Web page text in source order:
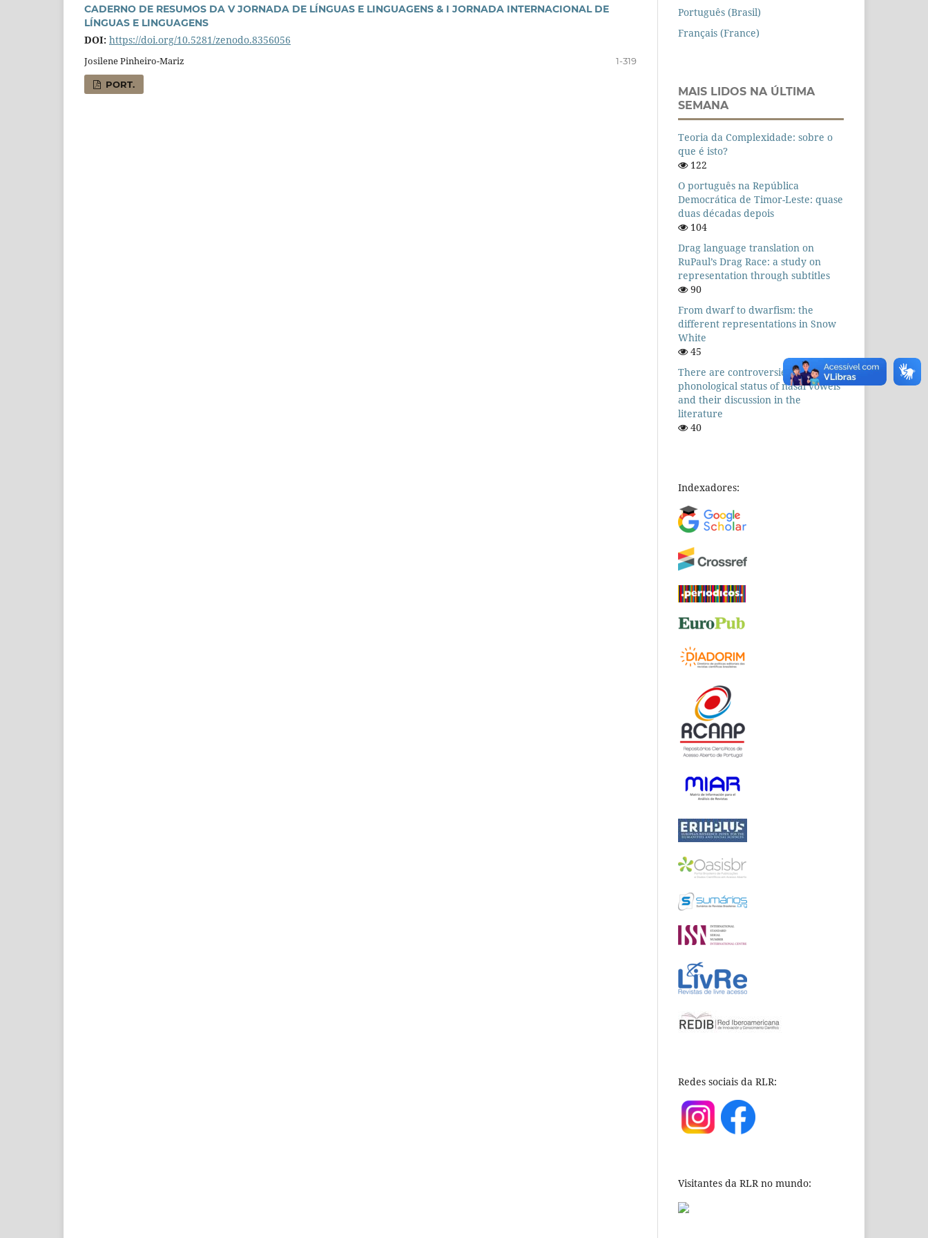
CADERNO DE RESUMOS DA V JORNADA DE LÍNGUAS E LINGUAGENS & I JORNADA INTERNACIONAL DE
LÍNGUAS E LINGUAGENS
DOI: https://doi.org/10.5281/zenodo.8356056
Josilene Pinheiro-Mariz 1-319
PORT.
Português (Brasil)
Français (France)
MAIS LIDOS NA ÚLTIMA
SEMANA
Teoria da Complexidade: sobre o
que é isto?
122
O português na República
Democrática de Timor-Leste: quase
duas décadas depois
104
Drag language translation on
RuPaul’s Drag Race: a study on
representation through subtitles
90
From dwarf to dwarfism: the
different representations in Snow
White
45
There are controversies! The
phonological status of nasal vowels
and their discussion in the
literature
40
Indexadores:
Redes sociais da RLR:
Visitantes da RLR no mundo: